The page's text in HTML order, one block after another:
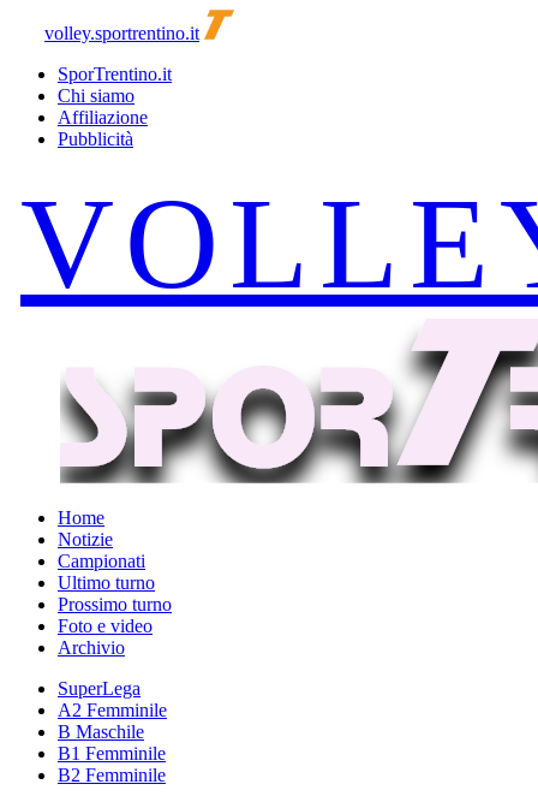
volley.sportrentino.it
SporTrentino.it
Chi siamo
Affiliazione
Pubblicità
Home
Notizie
Campionati
Ultimo turno
Prossimo turno
Foto e video
Archivio
SuperLega
A2 Femminile
B Maschile
B1 Femminile
B2 Femminile